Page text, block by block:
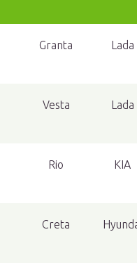
Granta Lada
Vesta Lada
Rio KIA
Creta